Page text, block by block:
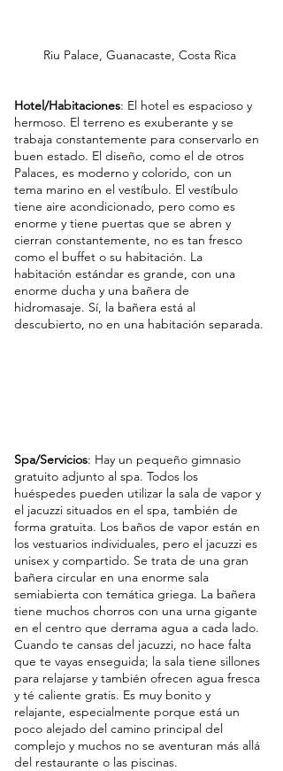
Riu Palace, Guanacaste, Costa Rica
Hotel/Habitaciones: El hotel es espacioso y
hermoso. El terreno es exuberante y se
trabaja constantemente para conservarlo en
buen estado. El diseño, como el de otros
Palaces, es moderno y colorido, con un
tema marino en el vestíbulo. El vestíbulo
tiene aire acondicionado, pero como es
enorme y tiene puertas que se abren y
cierran constantemente, no es tan fresco
como el buffet o su habitación. La
habitación estándar es grande, con una
enorme ducha y una bañera de
hidromasaje. Sí, la bañera está al
descubierto, no en una habitación separada.
Spa/Servicios: Hay un pequeño gimnasio
gratuito adjunto al spa. Todos los
huéspedes pueden utilizar la sala de vapor y
el jacuzzi situados en el spa, también de
forma gratuita. Los baños de vapor están en
los vestuarios individuales, pero el jacuzzi es
unisex y compartido. Se trata de una gran
bañera circular en una enorme sala
semiabierta con temática griega. La bañera
tiene muchos chorros con una urna gigante
en el centro que derrama agua a cada lado.
Cuando te cansas del jacuzzi, no hace falta
que te vayas enseguida; la sala tiene sillones
para relajarse y también ofrecen agua fresca
y té caliente gratis. Es muy bonito y
relajante, especialmente porque está un
poco alejado del camino principal del
complejo y muchos no se aventuran más allá
del restaurante o las piscinas.